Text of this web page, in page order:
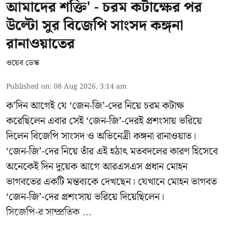
আমাদের শক্তি' - চরম কটাক্ষের পর
উল্টো সুর বিজেপি সাংসদ কঙ্গনা
রানাওয়াতের
ওয়েব ডেস্ক
Published on:08 Aug 2026, 3:14 am
ক’দিন আগেই যে ‘জেন-জি’-দের নিয়ে চরম কটাক্ষ
করেছিলেন এবার সেই ‘জেন-জি’-দেরই প্রশংসায় ভরিয়ে
দিলেন বিজেপি সাংসদ ও অভিনেত্রী কঙ্গনা রানাওয়াত।
‘জেন-জি’-দের নিয়ে তাঁর এই হঠাৎ মতবদলের কারণ হিসেবে
অনেকেই দিন দুয়েক আগে আরএসএস প্রধান মোহন
ভাগবতের একটি মন্তব্যকে দেখছেন। যেখানে মোহন ভাগবত
‘জেন-জি’-দের প্রশংসায় ভরিয়ে দিয়েছিলেন।
সিজেপি-রসাম্প্রতিক ...